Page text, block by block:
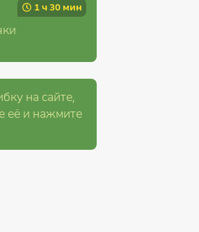
1 ч 30 мин
на сайте,
её и нажмите